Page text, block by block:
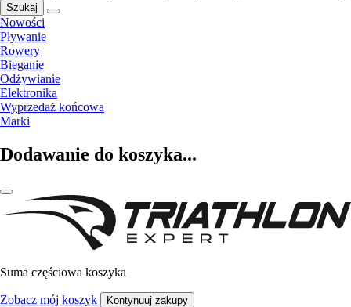
Szukaj
Nowości
Pływanie
Rowery
Bieganie
Odżywianie
Elektronika
Wyprzedaż końcowa
Marki
Dodawanie do koszyka...
Suma częściowa koszyka
Zobacz mój koszyk Kontynuuj zakupy